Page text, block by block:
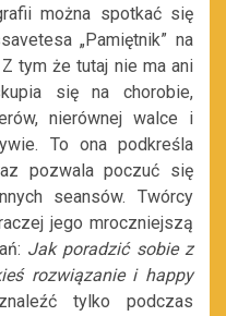
można spotkać się
„Pamiętnik” na
tym że tutaj nie ma ani
się na chorobie,
nierównej walce i
To ona podkreśla
pozwala poczuć się
seansów. Twórcy
jego mroczniejszą
Jak poradzić sobie z
rozwiązanie i happy
tylko podczas